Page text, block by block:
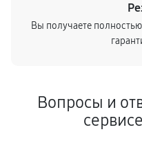
Вы получаете
Вопросы и